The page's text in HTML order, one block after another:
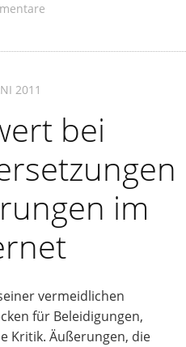
2011
bei
im
vermeidlichen
für Beleidigungen,
Kritik. Äußerungen, die